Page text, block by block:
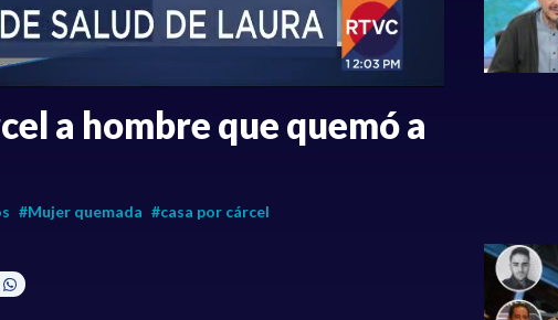
a hombre que quemó a
#Mujer quemada #casa por cárcel